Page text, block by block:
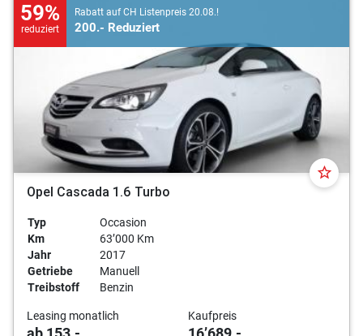
59%
reduziert
Rabatt auf CH Listenpreis 20.08.!
200.- Reduziert
star_border
Opel Cascada 1.6 Turbo
Typ
Occasion
Km
63’000 Km
Jahr
2017
Getriebe
Manuell
Treibstoff
Benzin
Leasing monatlich Kaufpreis